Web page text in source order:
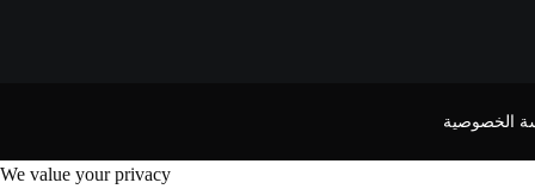
الخصوصية
We value your privacy